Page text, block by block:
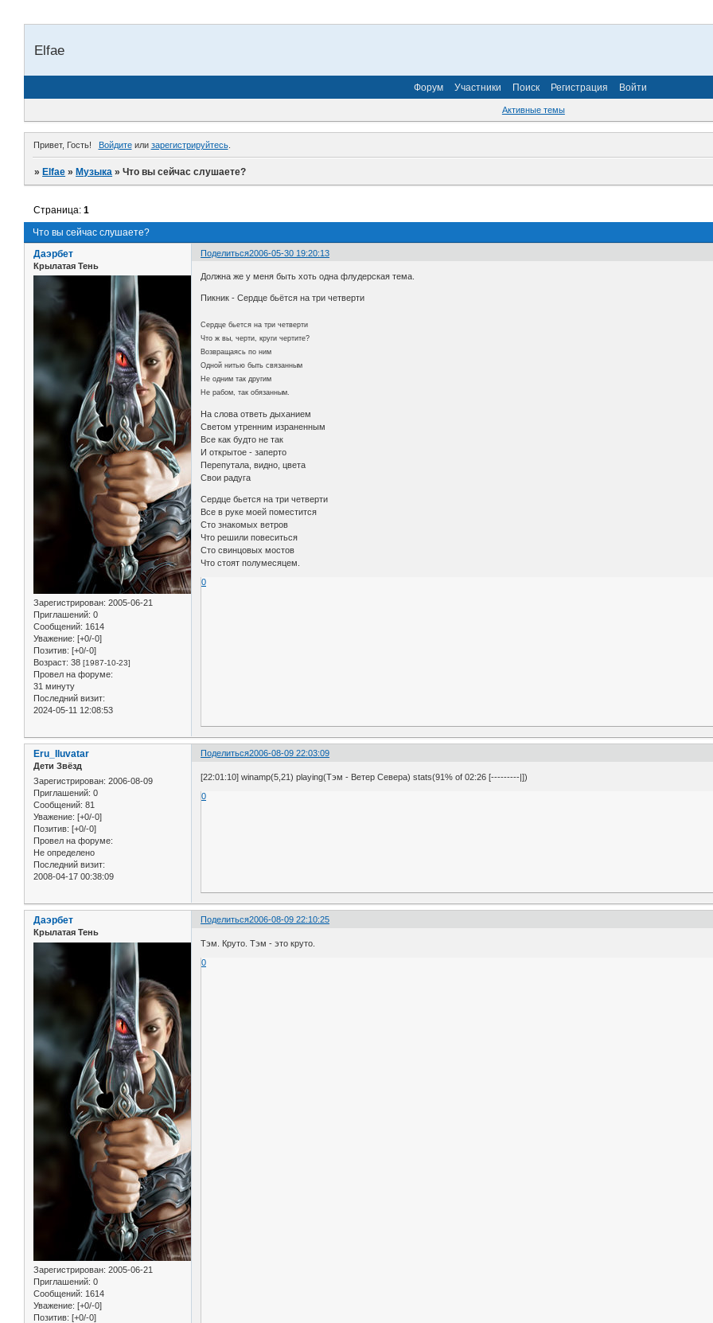
Elfae
Форум Участники Поиск Регистрация Войти
Активные темы
Привет, Гость! Войдитеили зарегистрируйтесь.
»Elfae »Музыка »Что вы сейчас слушаете?
Что вы сейчас слушаете?
Страница:1
Поделиться2006-05-30 19:20:13
Даэрбет
Крылатая Тень
Зарегистрирован: 2005-06-21
Приглашений: 0
Сообщений: 1614
Уважение: [+0/-0]
Позитив: [+0/-0]
Возраст: 38 [1987-10-23]
Провел на форуме:
31 минуту
Последний визит:
2024-05-11 12:08:53
Должна же у меня быть хоть одна флудерская тема.
Пикник - Сердце бьётся на три четверти
Сердце бьется на три четверти
Что ж вы, черти, круги чертите?
Возвращаясь по ним
Одной нитью быть связанным
Не одним так другим
Не рабом, так обязанным.
На слова ответь дыханием
Светом утренним израненным
Все как будто не так
И открытое - заперто
Перепутала, видно, цвета
Свои радуга
Сердце бьется на три четверти
Все в руке моей поместится
Сто знакомых ветров
Что решили повеситься
Сто свинцовых мостов
Что стоят полумесяцем.
0
Поделиться2006-08-09 22:03:09
Eru_Iluvatar
Дети Звёзд
Зарегистрирован: 2006-08-09
Приглашений: 0
Сообщений: 81
Уважение: [+0/-0]
Позитив: [+0/-0]
Провел на форуме:
Не определено
Последний визит:
2008-04-17 00:38:09
[22:01:10] winamp(5,21) playing(Тэм - Ветер Севера) stats(91% of 02:26 [---------|])
0
Поделиться2006-08-09 22:10:25
Даэрбет
Крылатая Тень
Зарегистрирован: 2005-06-21
Приглашений: 0
Сообщений: 1614
Уважение: [+0/-0]
Позитив: [+0/-0]
Тэм. Круто. Тэм - это круто.
0